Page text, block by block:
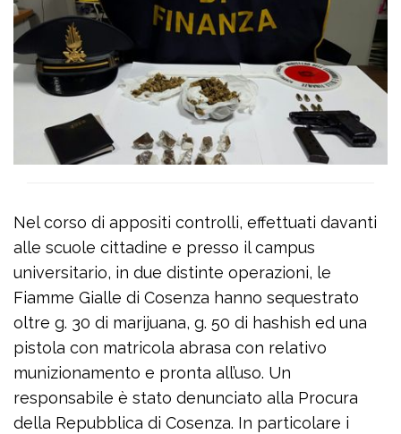
Nel corso di appositi controlli, effettuati davanti
alle scuole cittadine e presso il campus
universitario, in due distinte operazioni, le
Fiamme Gialle di Cosenza hanno sequestrato
oltre g. 30 di marijuana, g. 50 di hashish ed una
pistola con matricola abrasa con relativo
munizionamento e pronta all’uso. Un
responsabile è stato denunciato alla Procura
della Repubblica di Cosenza. In particolare i